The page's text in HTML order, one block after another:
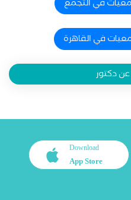
في التجمع
في القاهرة
دكتور
Download
App Store